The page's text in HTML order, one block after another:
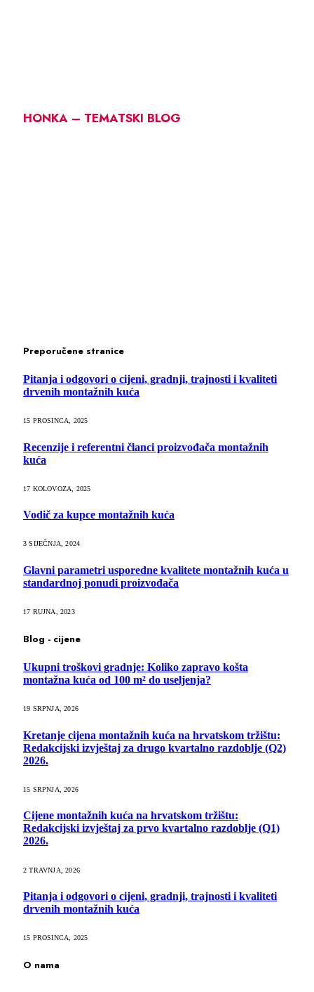
HONKA – TEMATSKI BLOG
Preporučene stranice
Pitanja i odgovori o cijeni, gradnji, trajnosti i kvaliteti
drvenih montažnih kuća
15 PROSINCA, 2025
Recenzije i referentni članci proizvođača montažnih
kuća
17 KOLOVOZA, 2025
Vodič za kupce montažnih kuća
3 SIJEČNJA, 2024
Glavni parametri usporedne kvalitete montažnih kuća u
standardnoj ponudi proizvođača
17 RUJNA, 2023
Blog - cijene
Ukupni troškovi gradnje: Koliko zapravo košta
montažna kuća od 100 m² do useljenja?
19 SRPNJA, 2026
Kretanje cijena montažnih kuća na hrvatskom tržištu:
Redakcijski izvještaj za drugo kvartalno razdoblje (Q2)
2026.
15 SRPNJA, 2026
Cijene montažnih kuća na hrvatskom tržištu:
Redakcijski izvještaj za prvo kvartalno razdoblje (Q1)
2026.
2 TRAVNJA, 2026
Pitanja i odgovori o cijeni, gradnji, trajnosti i kvaliteti
drvenih montažnih kuća
15 PROSINCA, 2025
O nama